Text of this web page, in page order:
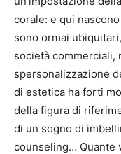
corale: e qui
sono ormai
società commerciali,
spersonalizzazione
di estetica ha forti
della figura di
di un sogno di
counseling… Quante